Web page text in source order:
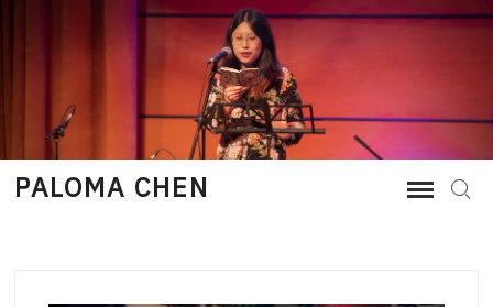
PALOMA CHEN